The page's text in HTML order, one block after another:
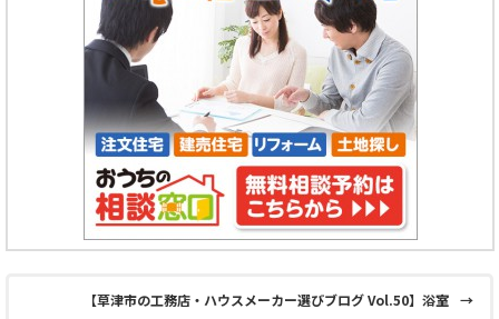
【草津市の工務店・ハウスメーカー選びブログ Vol.50】浴室 →